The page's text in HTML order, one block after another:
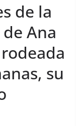
de la
Ana
su